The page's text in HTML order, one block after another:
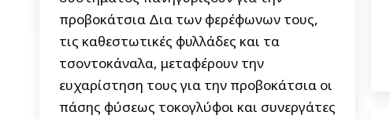
προβοκάτσια Δια των φερέφωνων τους,
τις καθεστωτικές φυλλάδες και τα
τσοντοκάναλα, μεταφέρουν την
ευχαρίστηση τους για την προβοκάτσια οι
πάσης φύσεως τοκογλύφοι και συνεργάτες